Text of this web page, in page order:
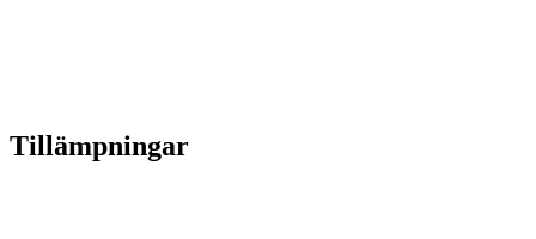
Tillämpningar